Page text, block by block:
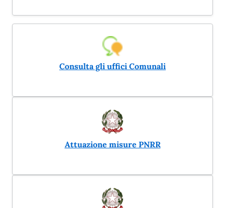
Consulta gli uffici Comunali
Attuazione misure PNRR